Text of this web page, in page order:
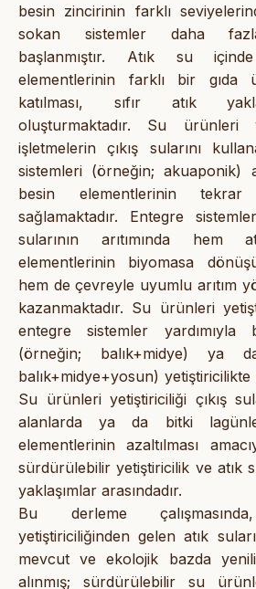
besin zincirinin farklı
sokan sistemler daha
başlanmıştır. Atık su
elementlerinin farklı bir gıda
katılması, sıfır atık
oluşturmaktadır. Su ürünleri
işletmelerin çıkış sularını
sistemleri (örneğin; akuaponik)
besin elementlerinin tekrar
sağlamaktadır. Entegre
sularının arıtımında hem
elementlerinin biyomasa
hem de çevreyle uyumlu arıtım
kazanmaktadır. Su ürünleri
entegre sistemler yardımıyla
(örneğin; balık+midye) ya
balık+midye+yosun) yetiştiricilikte
Su ürünleri yetiştiriciliği çıkış
alanlarda ya da bitki
elementlerinin azaltılması
sürdürülebilir yetiştiricilik ve atık
yaklaşımlar arasındadır.
Bu derleme
yetiştiriciliğinden gelen atık
mevcut ve ekolojik bazda
alınmış; sürdürülebilir su